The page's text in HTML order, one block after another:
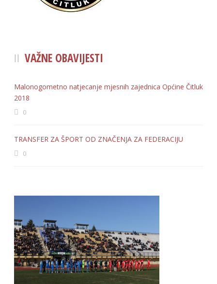
VAŽNE OBAVIJESTI
Malonogometno natjecanje mjesnih zajednica Općine Čitluk
2018
0
TRANSFER ZA ŠPORT OD ZNAČENJA ZA FEDERACIJU
0